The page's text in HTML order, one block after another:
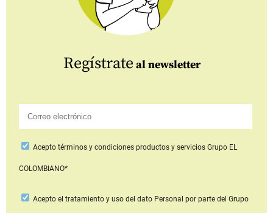
Regístrate al newsletter
Aceptotérminos y condiciones productos y serviciosGrupo EL
COLOMBIANO*
Acepto el tratamiento y uso del dato Personal por parte del Grupo